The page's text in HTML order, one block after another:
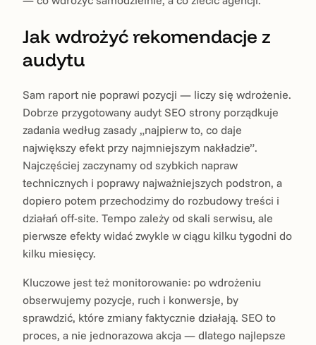
Jak wdrożyć rekomendacje z
audytu
Sam raport nie poprawi pozycji — liczy się wdrożenie.
Dobrze przygotowany audyt SEO strony porządkuje
zadania według zasady „najpierw to, co daje
największy efekt przy najmniejszym nakładzie”.
Najczęściej zaczynamy od szybkich napraw
technicznych i poprawy najważniejszych podstron, a
dopiero potem przechodzimy do rozbudowy treści i
działań off-site. Tempo zależy od skali serwisu, ale
pierwsze efekty widać zwykle w ciągu kilku tygodni do
kilku miesięcy.
Kluczowe jest też monitorowanie: po wdrożeniu
obserwujemy pozycje, ruch i konwersje, by
sprawdzić, które zmiany faktycznie działają. SEO to
proces, a nie jednorazowa akcja — dlatego najlepsze